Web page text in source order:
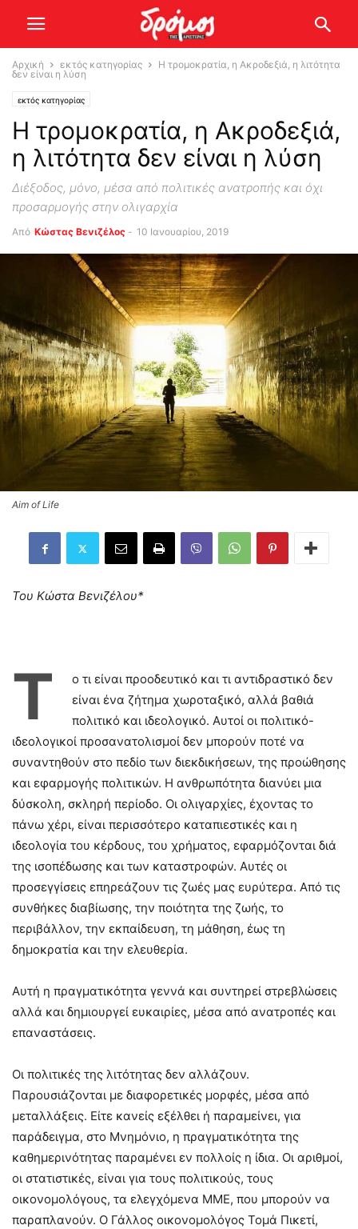
Αρχική εκτός κατηγορίας
Η τρομοκρατία, η Aκροδεξιά, η λιτότητα
δεν είναι η λύση
εκτός κατηγορίας
Η τρομοκρατία, η Aκροδεξιά,
η λιτότητα δεν είναι η λύση
Διέξοδος, μόνο, μέσα από πολιτικές ανατροπής και όχι
προσαρμογής στην ολιγαρχία
Από Κώστας Βενιζέλος - 10 Ιανουαρίου, 2019
Aim of Life
Του Κώστα Βενιζέλου*
Τ
ο τι είναι προοδευτικό και τι αντιδραστικό δεν
είναι ένα ζήτημα χωροταξικό, αλλά βαθιά
πολιτικό και ιδεολογικό. Αυτοί οι πολιτικό-
ιδεολογικοί προσανατολισμοί δεν μπορούν ποτέ να
συναντηθούν στο πεδίο των διεκδικήσεων, της προώθησης
και εφαρμογής πολιτικών. Η ανθρωπότητα διανύει μια
δύσκολη, σκληρή περίοδο. Οι ολιγαρχίες, έχοντας το
πάνω χέρι, είναι περισσότερο καταπιεστικές και η
ιδεολογία του κέρδους, του χρήματος, εφαρμόζονται διά
της ισοπέδωσης και των καταστροφών. Αυτές οι
προσεγγίσεις επηρεάζουν τις ζωές μας ευρύτερα. Από τις
συνθήκες διαβίωσης, την ποιότητα της ζωής, το
περιβάλλον, την εκπαίδευση, τη μάθηση, έως τη
δημοκρατία και την ελευθερία.
Αυτή η πραγματικότητα γεννά και συντηρεί στρεβλώσεις
αλλά και δημιουργεί ευκαιρίες, μέσα από ανατροπές και
επαναστάσεις.
Οι πολιτικές της λιτότητας δεν αλλάζουν.
Παρουσιάζονται με διαφορετικές μορφές, μέσα από
μεταλλάξεις. Είτε κανείς εξέλθει ή παραμείνει, για
παράδειγμα, στο Μνημόνιο, η πραγματικότητα της
καθημερινότητας παραμένει εν πολλοίς η ίδια. Οι αριθμοί,
οι στατιστικές, είναι για τους πολιτικούς, τους
οικονομολόγους, τα ελεγχόμενα ΜΜΕ, που μπορούν να
παραπλανούν. Ο Γάλλος οικονομολόγος Τομά Πικετί,